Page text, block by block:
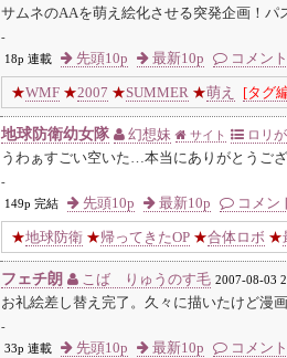
サムネのAAを萌え絵化させる突発企画！パ
-
18p 連載
先頭10p 最新10p コメント
★WMF ★2007 ★SUMMER ★萌え [タグ
地球防衛幼女隊 幻想妹 サイト
ロリ
うわぁすごい空いた…本当にありがとうご
-
149p 完結
先頭10p 最新10p コメン
★地球防衛 ★帰ってきたOP ★合体ロボ ★
フェチ朗 こば りゅうのす毛 2007-08-03
お礼絵差し替え完了。久々に描いたけど漫
-
33p 連載
先頭10p 最新10p コメント